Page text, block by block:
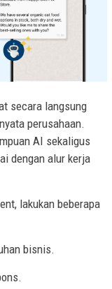
secara langsung
perusahaan.
AI sekaligus
dengan alur kerja
lakukan beberapa
bisnis.